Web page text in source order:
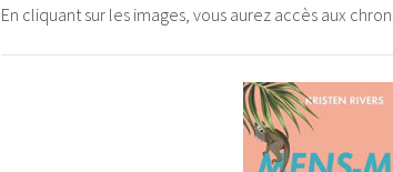
En cliquant sur les images, vous aurez accès aux